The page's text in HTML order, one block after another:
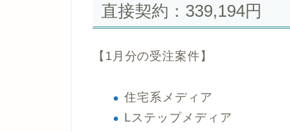
直接契約：339,194円
【1月分の受注案件】
住宅系メディア
Lステップメディア